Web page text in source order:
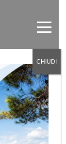
0
CHIUDI